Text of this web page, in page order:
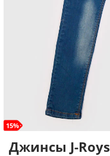
15%
Джинсы J-Roys